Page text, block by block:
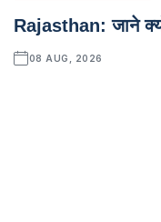
Rajasthan: जाने
08 AUG, 2026